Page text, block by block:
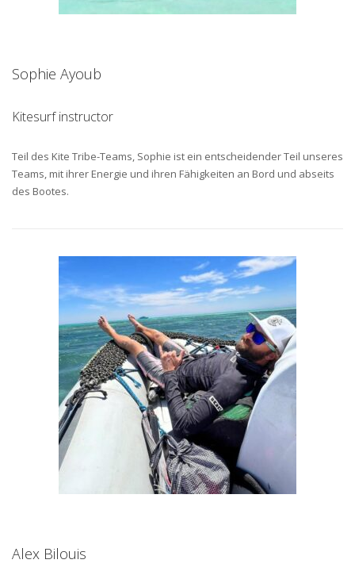
Sophie Ayoub
Kitesurf instructor
Teil des Kite Tribe-Teams, Sophie ist ein entscheidender Teil unseres
Teams, mit ihrer Energie und ihren Fähigkeiten an Bord und abseits
des Bootes.
Alex Bilouis